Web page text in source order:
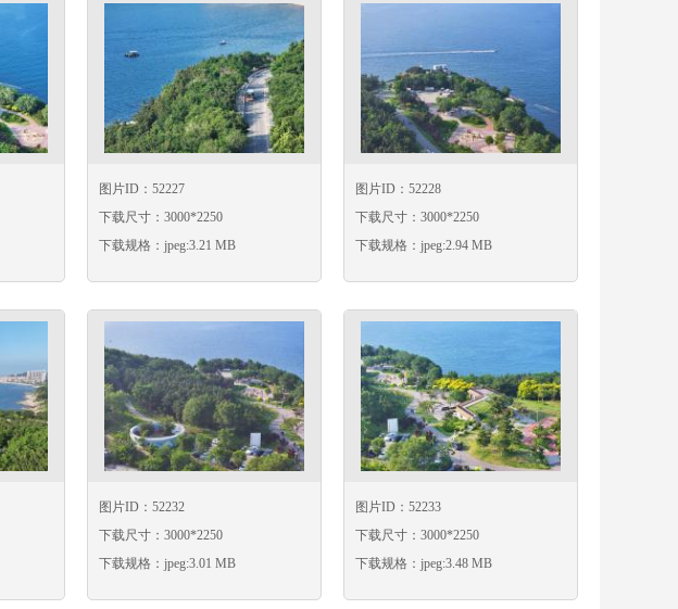
图片ID：52227
下载尺寸：3000*2250
下载规格：jpeg:3.21 MB
图片ID：52228
下载尺寸：3000*2250
下载规格：jpeg:2.94 MB
图片ID：52232
下载尺寸：3000*2250
下载规格：jpeg:3.01 MB
图片ID：52233
下载尺寸：3000*2250
下载规格：jpeg:3.48 MB